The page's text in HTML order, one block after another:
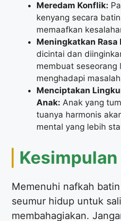
Meredam Konflik:
kenyang secara
memaafkan
Meningkatkan Rasa
dicintai dan
membuat seseorang
menghadapi
Menciptakan
Anak: Anak yang
tuanya harmonis
mental yang lebih
​Kesimpulan
​Memenuhi nafkah
seumur hidup untuk
membahagiakan.